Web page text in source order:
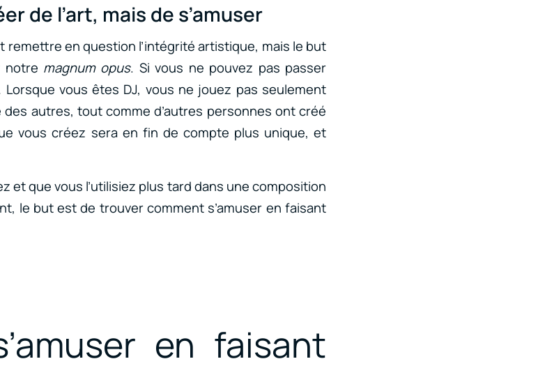
de l’art, mais de s’amuser
en question l’intégrité artistique, mais le but
notre magnum opus. Si vous ne pouvez pas passer
vous êtes DJ, vous ne jouez pas seulement
autres, tout comme d’autres personnes ont créé
vous créez sera en fin de compte plus unique, et
et que vous l’utilisiez plus tard dans une composition
le but est de trouver comment s’amuser en faisant
en faisant